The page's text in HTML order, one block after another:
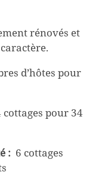
rénovés et
d’hôtes pour
cottages pour 34
: 6 cottages